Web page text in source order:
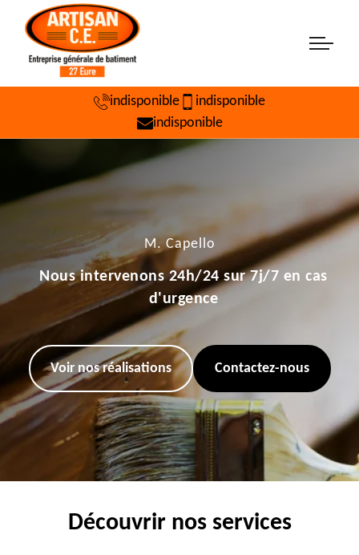
indisponible
indisponible
indisponible
M. Capello
Nous intervenons 24h/24 sur 7j/7 en cas
d'urgence
Voir nos réalisations Contactez-nous
Découvrir nos services